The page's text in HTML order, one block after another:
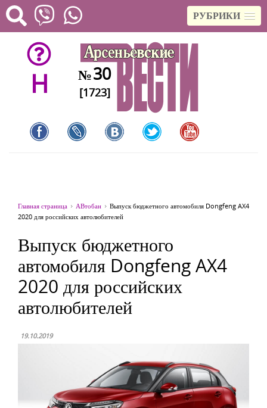
РУБРИКИ
H №30
[1723]
Главная страница АВтобан
Выпуск бюджетного автомобиля Dongfeng AX4
2020 для российских автолюбителей
Выпуск бюджетного
автомобиля Dongfeng AX4
2020 для российских
автолюбителей
19.10.2019